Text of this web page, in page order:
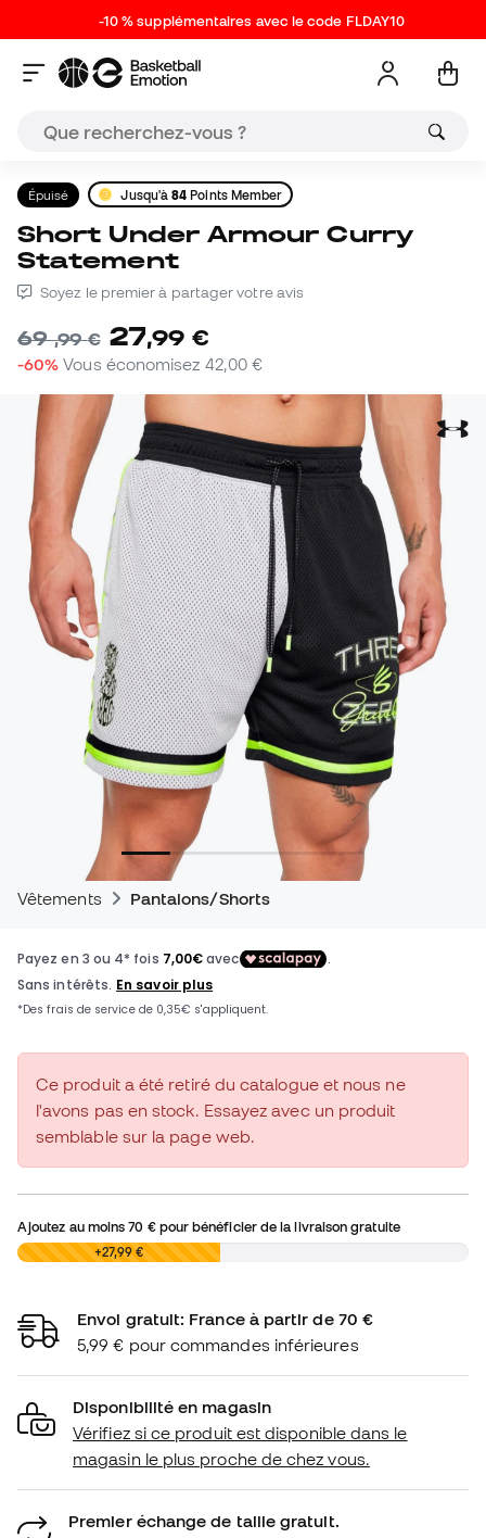
-10 % supplémentaires avec le code FLDAY10
Épuisé Jusqu'à84 Points Member
Short Under Armour Curry
Statement
Soyez le premier à partager votre avis
69,99 € 27,99 €
-60% Vous économisez 42,00 €
Vêtements Pantalons/Shorts
Ce produit a été retiré du catalogue et nous ne
l'avons pas en stock. Essayez avec un produit
semblable sur la page web.
Ajoutez au moins70 €pour bénéficier de la livraison gratuite
0,00 € +27,99 €
Envoi gratuit: France à partir de 70 €
5,99 € pour commandes inférieures
Disponibilité en magasin
Vérifiez si ce produit est disponible dans le
magasin le plus proche de chez vous.
Premier échange de taille gratuit.